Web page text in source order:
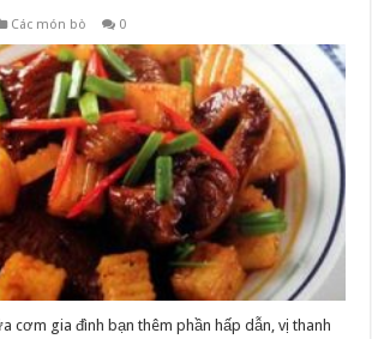
Các món bò 0
cơm gia đình bạn thêm phần hấp dẫn, vị thanh